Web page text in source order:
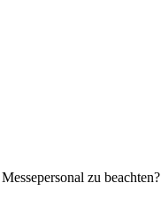
zu beachten?